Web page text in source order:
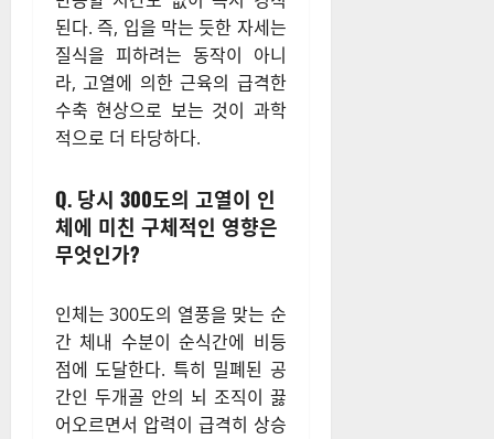
된다. 즉, 입을 막는 듯한 자세는
질식을 피하려는 동작이 아니
라, 고열에 의한 근육의 급격한
수축 현상으로 보는 것이 과학
적으로 더 타당하다.
Q. 당시 300도의 고열이 인
체에 미친 구체적인 영향은
무엇인가?
인체는 300도의 열풍을 맞는 순
간 체내 수분이 순식간에 비등
점에 도달한다. 특히 밀폐된 공
간인 두개골 안의 뇌 조직이 끓
어오르면서 압력이 급격히 상승